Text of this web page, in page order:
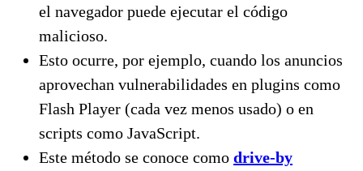
el navegador puede ejecutar el código
malicioso.
Esto ocurre, por ejemplo, cuando los anuncios
aprovechan vulnerabilidades en plugins como
Flash Player (cada vez menos usado) o en
scripts como JavaScript.
Este método se conoce como drive-by